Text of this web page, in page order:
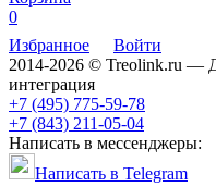
0
Избранное
Войти
2014-2026 © Treolink.ru —
интеграция
+7 (495) 775-59-78
+7 (843) 211-05-04
Написать в мессенджеры:
Написать в Telegram